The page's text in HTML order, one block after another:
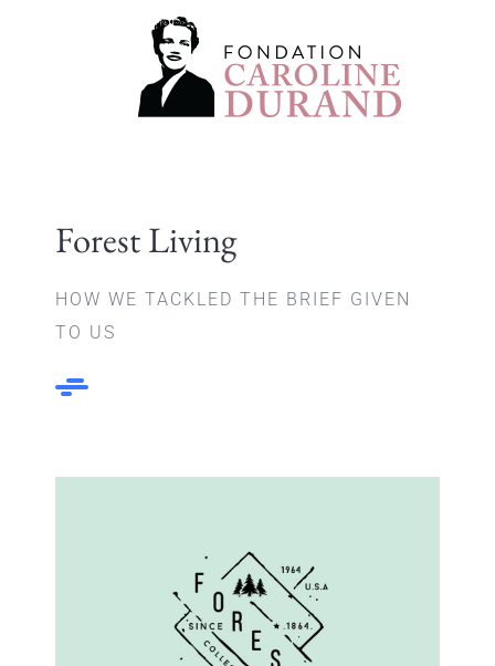
Toggle
Navigation
CHAIRES ET PROJET
Forest Living
HOW WE TACKLED THE BRIEF GIVEN
TO US